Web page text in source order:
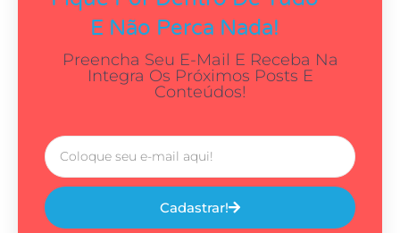
E Não Perca Nada!
Preencha Seu E-Mail E Receba Na
Integra Os Próximos Posts E
Conteúdos!
Cadastrar!